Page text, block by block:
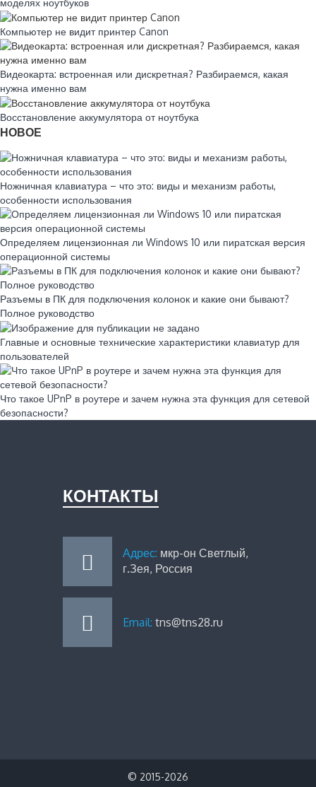
моделях ноутбуков
Компьютер не видит принтер Canon
Видеокарта: встроенная или дискретная? Разбираемся, какая
нужна именно вам
Восстановление аккумулятора от ноутбука
НОВОЕ
Ножничная клавиатура – что это: виды и механизм работы,
особенности использования
Определяем лицензионная ли Windows 10 или пиратская версия
операционной системы
Разъемы в ПК для подключения колонок и какие они бывают?
Полное руководство
Главные и основные технические характеристики клавиатур для
пользователей
Что такое UPnP в роутере и зачем нужна эта функция для сетевой
безопасности?
КОНТАКТЫ
Адрес: мкр-он Светлый,
г.Зея, Россия
Email: tns@tns28.ru
© 2015-2026